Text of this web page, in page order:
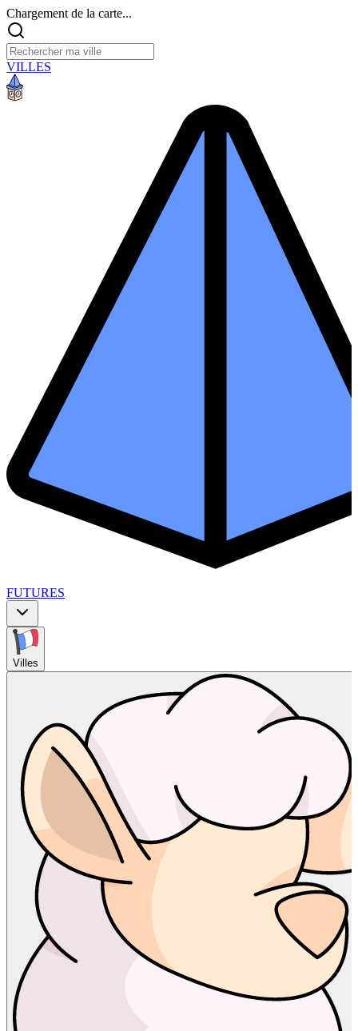
Chargement de la carte...
VILLES
FUTURES
Villes